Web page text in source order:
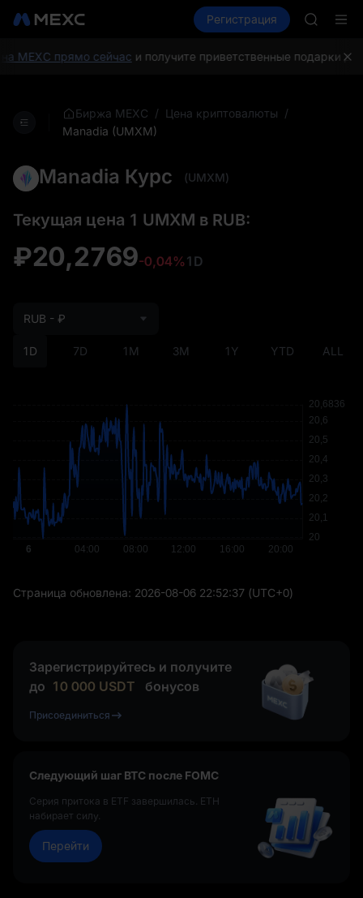
Рынки Спот Фьючерсы
Регистрация
HFT
MEXC прямо сейчаси получите приветственные подарки
Биржа MEXC / Цена криптовалюты /
Manadia (UMXM)
Manadia Курс (UMXM)
Текущая цена 1 UMXM в RUB:
₽20,2769-0,04%1D
1D 7D 1M 3M 1Y YTD ALL
RUB - ₽
Страница обновлена: 2026-08-06 22:52:37 (UTC+0)
Зарегистрируйтесь и получите
до 10 000 USDT бонусов
Присоединиться
Следующий шаг BTC после FOMC
Серия притока в ETF завершилась. ETH
набирает силу.
Перейти